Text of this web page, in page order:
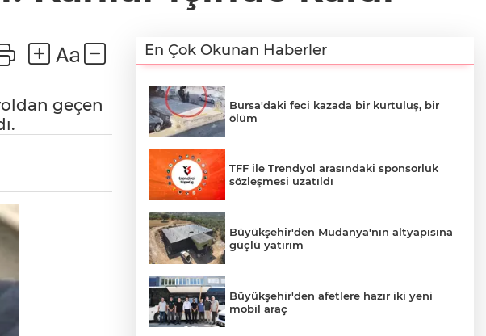
geçen
En Çok Okunan Haberler
Bursa'daki feci kazada bir kurtuluş, bir
ölüm
TFF ile Trendyol arasındaki sponsorluk
sözleşmesi uzatıldı
Büyükşehir'den Mudanya'nın altyapısına
güçlü yatırım
Büyükşehir'den afetlere hazır iki yeni
mobil araç